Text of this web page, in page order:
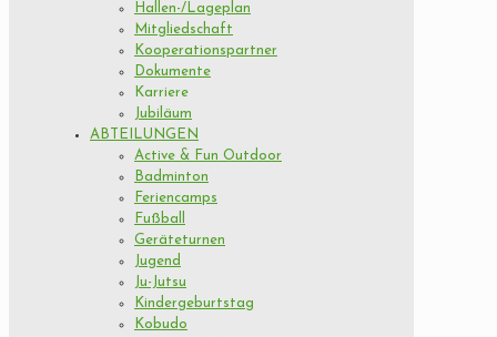
Hallen-/Lageplan
Mitgliedschaft
Kooperationspartner
Dokumente
Karriere
Jubiläum
ABTEILUNGEN
Active & Fun Outdoor
Badminton
Feriencamps
Fußball
Geräteturnen
Jugend
Ju-Jutsu
Kindergeburtstag
Kobudo